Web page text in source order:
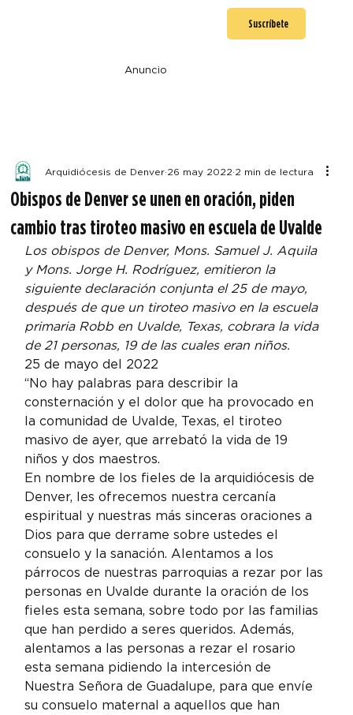
Suscríbete
Anuncio
Obispos de Denver se unen en oración, piden
cambio tras tiroteo masivo en escuela de Uvalde
Arquidiócesis de Denver 26 may 2022 2 min de lectura
Los obispos de Denver, Mons. Samuel J. Aquila
y Mons. Jorge H. Rodríguez, emitieron la
siguiente declaración conjunta el 25 de mayo,
después de que un tiroteo masivo en la escuela
primaria Robb en Uvalde, Texas, cobrara la vida
de 21 personas, 19 de las cuales eran niños.
25 de mayo del 2022
“No hay palabras para describir la
consternación y el dolor que ha provocado en
la comunidad de Uvalde, Texas, el tiroteo
masivo de ayer, que arrebató la vida de 19
niños y dos maestros.
En nombre de los fieles de la arquidiócesis de
Denver, les ofrecemos nuestra cercanía
espiritual y nuestras más sinceras oraciones a
Dios para que derrame sobre ustedes el
consuelo y la sanación. Alentamos a los
párrocos de nuestras parroquias a rezar por las
personas en Uvalde durante la oración de los
fieles esta semana, sobre todo por las familias
que han perdido a seres queridos. Además,
alentamos a las personas a rezar el rosario
esta semana pidiendo la intercesión de
Nuestra Señora de Guadalupe, para que envíe
su consuelo maternal a aquellos que han